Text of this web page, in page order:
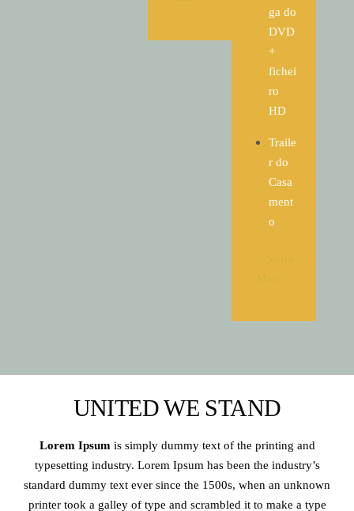
ga do
DVD
+
fichei
ro
HD
Traile
r do
Casa
ment
o
UNITED WE STAND
Lorem Ipsum is simply dummy text of the printing and
typesetting industry. Lorem Ipsum has been the industry’s
standard dummy text ever since the 1500s, when an unknown
printer took a galley of type and scrambled it to make a type